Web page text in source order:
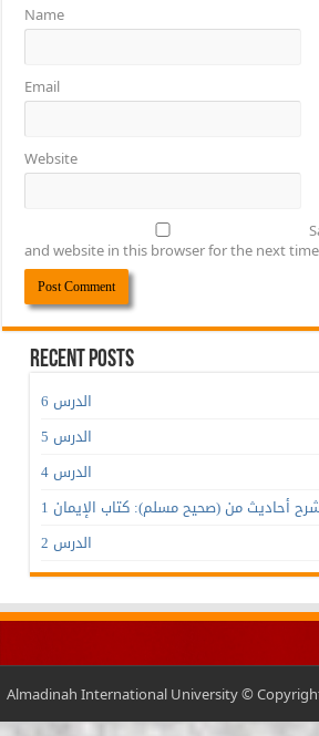
Name
Email
Website
and website in this browser for the next
Recent Posts
الدرس 6
الدرس 5
الدرس 4
الدرس 2
Almadinah International University ©